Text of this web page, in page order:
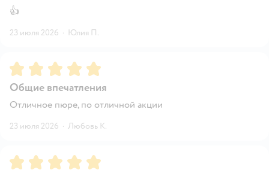
👍
23 июля 2026 · Юлия П.
Рейтинг:5
Общие впечатления
Отличное пюре, по отличной акции
23 июля 2026 · Любовь К.
Рейтинг:5